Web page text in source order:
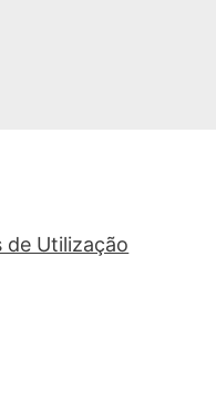
de Utilização